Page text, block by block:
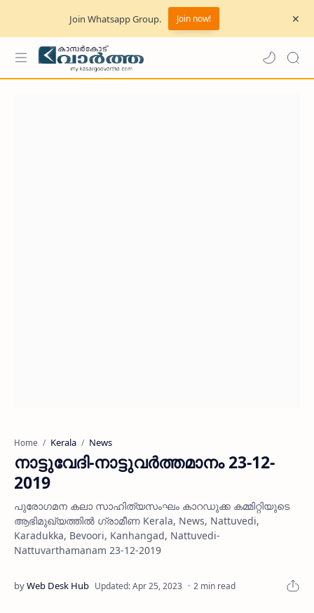
Join Whatsapp Group. Join now!
Home Kerala News
നാട്ടുവേദി-നാട്ടുവര്‍ത്തമാനം 23-12-
2019
പുരോഗമന കലാ സാഹിത്യസംഘം കാറഡുക്ക കമ്മിറ്റിയുടെ
ആഭിമുഖ്യത്തില്‍ ഗ്രാമീണ Kerala, News, Nattuvedi,
Karadukka, Bevoori, Kanhangad, Nattuvedi-
Nattuvarthamanam 23-12-2019
2 min read